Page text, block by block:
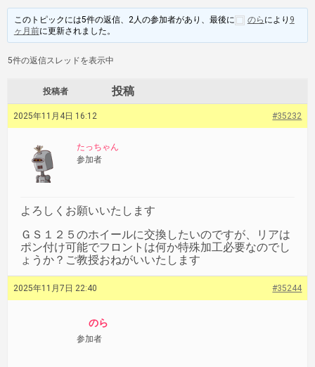
このトピックには5件の返信、2人の参加者があり、最後に のら により 9
ヶ月前に更新されました。
5件の返信スレッドを表示中
投稿者 投稿
2025年11月4日 16:12 #35232
たっちゃん
参加者
よろしくお願いいたします
ＧＳ１２５のホイールに交換したいのですが、リアは
ポン付け可能でフロントは何か特殊加工必要なのでし
ょうか？ご教授おねがいいたします
2025年11月7日 22:40 #35244
のら
参加者